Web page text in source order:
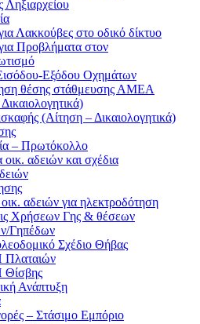
Ληξιαρχείου
Λακκούβες στο οδικό δίκτυο
Προβλήματα στον
Εξόδου Οχημάτων
θέσης στάθμευσης ΑΜΕΑ
(Αίτηση – Δικαιολογητικά)
– Πρωτόκολλο
οικ. αδειών και σχέδια
αδειών για ηλεκτροδότηση
Χρήσεων Γης & θέσεων
Γηπέδων
Σχέδιο Θήβας
Ανάπτυξη
– Στάσιμο Εμπόριο